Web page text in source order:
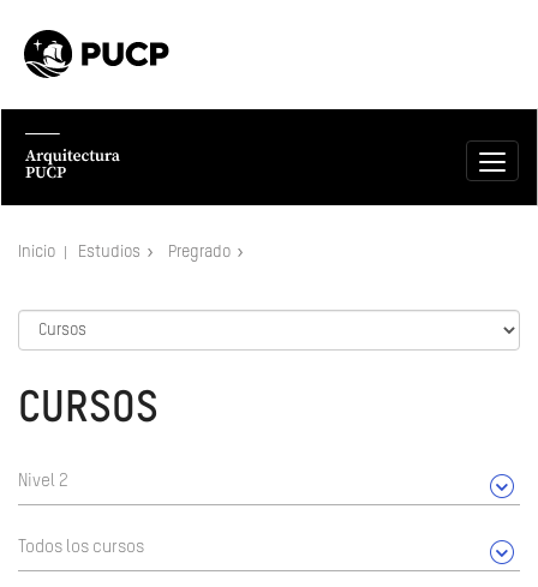
Inicio Estudios Pregrado
CURSOS
Nivel 2
Todos los cursos